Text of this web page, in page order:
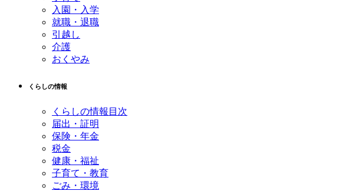
入園・入学
就職・退職
引越し
介護
おくやみ
くらしの情報
くらしの情報目次
届出・証明
保険・年金
税金
健康・福祉
子育て・教育
ごみ・環境